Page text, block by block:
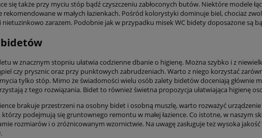
się także przy myciu stóp bądź czyszczeniu zabłoconych butów. Niektóre modele
rekomendowane w małych łazienkach. Pośród kolorystyki dominuje biel, chociaż
nietuzinkowo zarazem. Podobnie jak w przypadku misek WC bidety doposażone są
w znacznym stopniu ułatwia codzienne dbanie o higienę. Można szybko i z
czy prysznic oraz przy punktowych zabrudzeniach. Warto z niego korzystać
tylko stóp. Mimo że świadomości wielu osób zalety bidetów doceniają głównie
z tego rozwiązania. Bidet to również świetna propozycja ułatwiająca higienę
brakuje przestrzeni na osobny bidet i osobną muszlę, warto rozważyć
podejmują się gruntownego remontu w małej łazience. Co istotne, w naszym
rozmiarów i o zróżnicowanym wzornictwie. Na uwagę zasługuje też wysoka